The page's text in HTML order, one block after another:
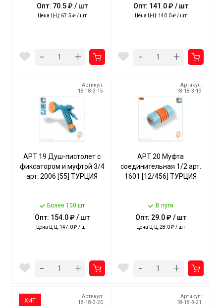
Опт: 70.5 ₽ / шт
Цена Ц-Ц: 67.5 ₽ / шт
- +
Опт: 141.0 ₽ / шт
Цена Ц-Ц: 140.0 ₽ / шт
- +
Артикул:
18-18-3-15
АРТ 19 Душ-пистолет с
фиксатором и муфтой 3/4
арт. 2006 [55] ТУРЦИЯ
Более 100 шт
Опт: 154.0 ₽ / шт
Цена Ц-Ц: 147.0 ₽ / шт
- +
Артикул:
18-18-3-19
АРТ 20 Муфта
соединительная 1/2 арт.
1601 [12/456] ТУРЦИЯ
В пути
Опт: 29.0 ₽ / шт
Цена Ц-Ц: 28.0 ₽ / шт
- +
ХИТ
Артикул:
18-18-3-20
Артикул:
18-18-3-21